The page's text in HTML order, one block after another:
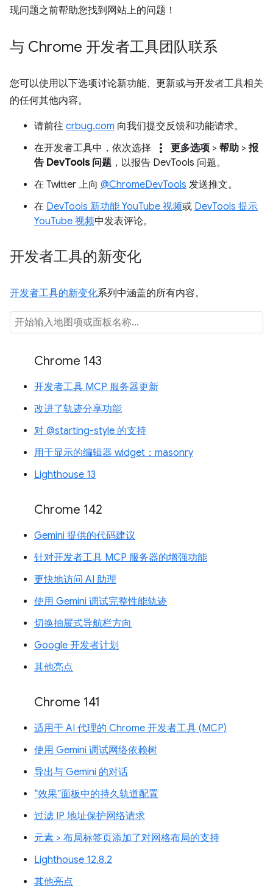
现问题之前帮助您找到网站上的问题！
与 Chrome 开发者工具团队联系
您可以使用以下选项讨论新功能、更新或与开发者工具相关
的任何其他内容。
请前往 crbug.com 向我们提交反馈和功能请求。
在开发者工具中，依次选择
more_vert 更多选项 > 帮助 > 报
告 DevTools 问题 ，以报告 DevTools 问题。
在 Twitter 上向 @ChromeDevTools 发送推文。
在 DevTools 新功能 YouTube 视频或 DevTools 提示
YouTube 视频中发表评论。
开发者工具的新变化
开发者工具的新变化系列中涵盖的所有内容。
Chrome 143
开发者工具 MCP 服务器更新
改进了轨迹分享功能
对 @starting-style 的支持
用于显示的编辑器 widget：masonry
Lighthouse 13
Chrome 142
Gemini 提供的代码建议
针对开发者工具 MCP 服务器的增强功能
更快地访问 AI 助理
使用 Gemini 调试完整性能轨迹
切换抽屉式导航栏方向
Google 开发者计划
其他亮点
Chrome 141
适用于 AI 代理的 Chrome 开发者工具 (MCP)
使用 Gemini 调试网络依赖树
导出与 Gemini 的对话
“效果”面板中的持久轨道配置
过滤 IP 地址保护网络请求
元素 > 布局标签页添加了对网格布局的支持
Lighthouse 12.8.2
其他亮点